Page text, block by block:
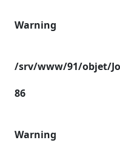
Warning
/srv/www/91/objet/
86
Warning